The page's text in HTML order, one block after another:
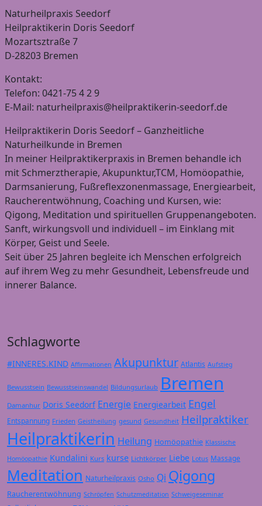
Naturheilpraxis Seedorf
Heilpraktikerin Doris Seedorf
Mozartsztraße 7
D-28203 Bremen
Kontakt:
Telefon: 0421-75 4 2 9
E-Mail: naturheilpraxis@heilpraktikerin-seedorf.de
Heilpraktikerin Doris Seedorf – Ganzheitliche
Naturheilkunde in Bremen
In meiner Heilpraktikerpraxis in Bremen behandle ich
mit Schmerztherapie, Akupunktur,TCM, Homöopathie,
Darmsanierung, Fußreflexzonenmassage, Energiearbeit,
Raucherentwöhnung, Coaching und Kursen, wie:
Qigong, Meditation und spirituellen Gruppenangeboten.
Sanft, wirkungsvoll und individuell – im Einklang mit
Körper, Geist und Seele.
Seit über 25 Jahren begleite ich Menschen erfolgreich
auf ihrem Weg zu mehr Gesundheit, Lebensfreude und
innerer Balance.
Schlagworte
#INNERES.KIND Affirmationen Akupunktur Atlantis Aufstieg
Bewusstsein Bewusstseinswandel Bildungsurlaub Bremen
Damanhur Doris Seedorf Energie Energiearbeit Engel
Entspannung Frieden Geistheilung gesund Gesundheit Heilpraktiker
Heilpraktikerin Heilung Homöopathie Klassische
Homöopathie Kundalini Kurs kurse Lichtkörper Liebe Lotus Massage
Meditation Naturheilpraxis Osho Qi Qigong
Raucherentwöhnung Schröpfen Schutzmeditation Schweigeseminar